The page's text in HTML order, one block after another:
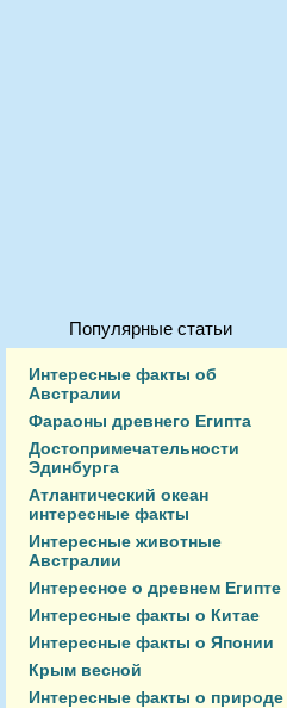
Популярные статьи
Интересные факты об
Австралии
Фараоны древнего Египта
Достопримечательности
Эдинбурга
Атлантический океан
интересные факты
Интересные животные
Австралии
Интересное о древнем Египте
Интересные факты о Китае
Интересные факты о Японии
Крым весной
Интересные факты о природе